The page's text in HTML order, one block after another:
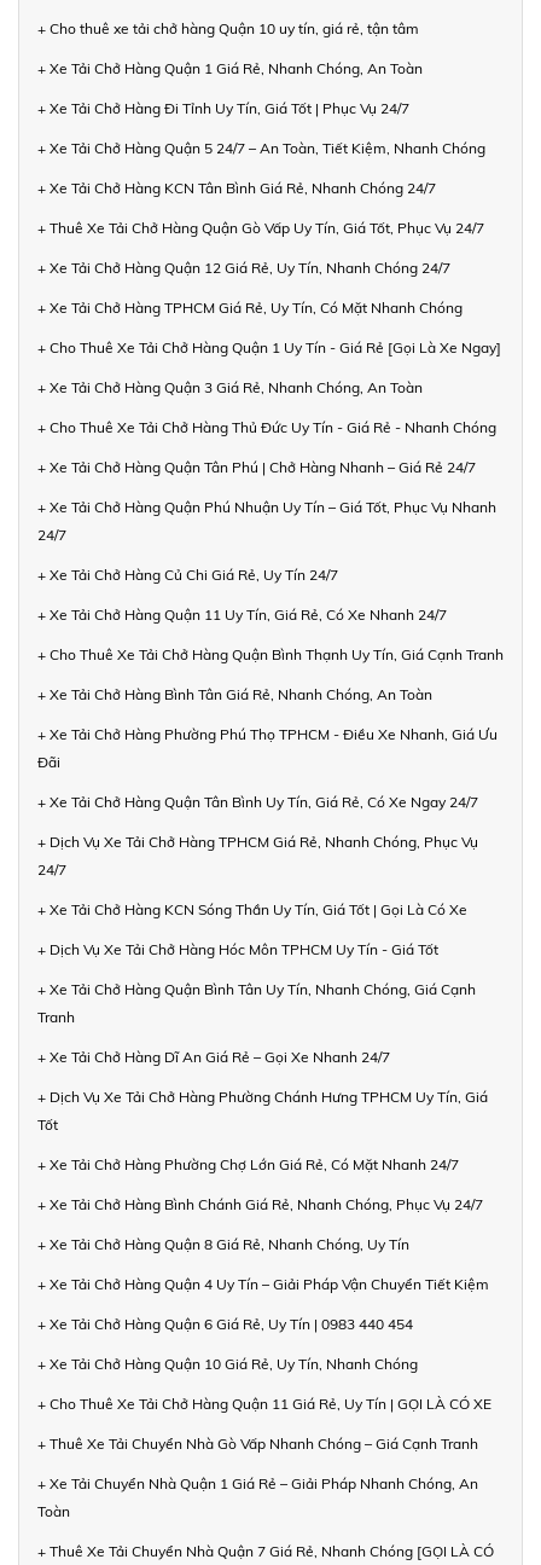
+ Cho thuê xe tải chở hàng Quận 10 uy tín, giá rẻ, tận tâm
+ Xe Tải Chở Hàng Quận 1 Giá Rẻ, Nhanh Chóng, An Toàn
+ Xe Tải Chở Hàng Đi Tỉnh Uy Tín, Giá Tốt | Phục Vụ 24/7
+ Xe Tải Chở Hàng Quận 5 24/7 – An Toàn, Tiết Kiệm, Nhanh Chóng
+ Xe Tải Chở Hàng KCN Tân Bình Giá Rẻ, Nhanh Chóng 24/7
+ Thuê Xe Tải Chở Hàng Quận Gò Vấp Uy Tín, Giá Tốt, Phục Vụ 24/7
+ Xe Tải Chở Hàng Quận 12 Giá Rẻ, Uy Tín, Nhanh Chóng 24/7
+ Xe Tải Chở Hàng TPHCM Giá Rẻ, Uy Tín, Có Mặt Nhanh Chóng
+ Cho Thuê Xe Tải Chở Hàng Quận 1 Uy Tín - Giá Rẻ [Gọi Là Xe Ngay]
+ Xe Tải Chở Hàng Quận 3 Giá Rẻ, Nhanh Chóng, An Toàn
+ Cho Thuê Xe Tải Chở Hàng Thủ Đức Uy Tín - Giá Rẻ - Nhanh Chóng
+ Xe Tải Chở Hàng Quận Tân Phú | Chở Hàng Nhanh – Giá Rẻ 24/7
+ Xe Tải Chở Hàng Quận Phú Nhuận Uy Tín – Giá Tốt, Phục Vụ Nhanh
24/7
+ Xe Tải Chở Hàng Củ Chi Giá Rẻ, Uy Tín 24/7
+ Xe Tải Chở Hàng Quận 11 Uy Tín, Giá Rẻ, Có Xe Nhanh 24/7
+ Cho Thuê Xe Tải Chở Hàng Quận Bình Thạnh Uy Tín, Giá Cạnh Tranh
+ Xe Tải Chở Hàng Bình Tân Giá Rẻ, Nhanh Chóng, An Toàn
+ Xe Tải Chở Hàng Phường Phú Thọ TPHCM - Điều Xe Nhanh, Giá Ưu
Đãi
+ Xe Tải Chở Hàng Quận Tân Bình Uy Tín, Giá Rẻ, Có Xe Ngay 24/7
+ Dịch Vụ Xe Tải Chở Hàng TPHCM Giá Rẻ, Nhanh Chóng, Phục Vụ
24/7
+ Xe Tải Chở Hàng KCN Sóng Thần Uy Tín, Giá Tốt | Gọi Là Có Xe
+ Dịch Vụ Xe Tải Chở Hàng Hóc Môn TPHCM Uy Tín - Giá Tốt
+ Xe Tải Chở Hàng Quận Bình Tân Uy Tín, Nhanh Chóng, Giá Cạnh
Tranh
+ Xe Tải Chở Hàng Dĩ An Giá Rẻ – Gọi Xe Nhanh 24/7
+ Dịch Vụ Xe Tải Chở Hàng Phường Chánh Hưng TPHCM Uy Tín, Giá
Tốt
+ Xe Tải Chở Hàng Phường Chợ Lớn Giá Rẻ, Có Mặt Nhanh 24/7
+ Xe Tải Chở Hàng Bình Chánh Giá Rẻ, Nhanh Chóng, Phục Vụ 24/7
+ Xe Tải Chở Hàng Quận 8 Giá Rẻ, Nhanh Chóng, Uy Tín
+ Xe Tải Chở Hàng Quận 4 Uy Tín – Giải Pháp Vận Chuyển Tiết Kiệm
+ Xe Tải Chở Hàng Quận 6 Giá Rẻ, Uy Tín | 0983 440 454
+ Xe Tải Chở Hàng Quận 10 Giá Rẻ, Uy Tín, Nhanh Chóng
+ Cho Thuê Xe Tải Chở Hàng Quận 11 Giá Rẻ, Uy Tín | GỌI LÀ CÓ XE
+ Thuê Xe Tải Chuyển Nhà Gò Vấp Nhanh Chóng – Giá Cạnh Tranh
+ Xe Tải Chuyển Nhà Quận 1 Giá Rẻ – Giải Pháp Nhanh Chóng, An
Toàn
+ Thuê Xe Tải Chuyển Nhà Quận 7 Giá Rẻ, Nhanh Chóng [GỌI LÀ CÓ